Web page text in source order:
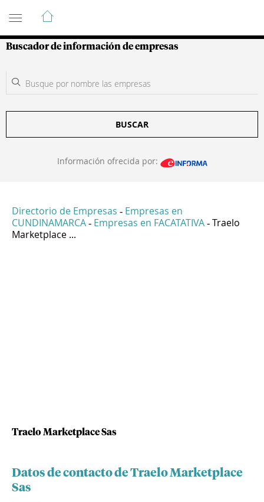
Guía de Empresas Colombianas
Buscador de información de empresas
BUSCAR
Información ofrecida por:
Directorio de Empresas - Empresas en
CUNDINAMARCA - Empresas en FACATATIVA - Traelo
Marketplace ...
Traelo Marketplace Sas
Datos de contacto de Traelo Marketplace
Sas